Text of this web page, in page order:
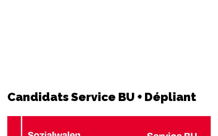
Candidats Service BU + Dépliant